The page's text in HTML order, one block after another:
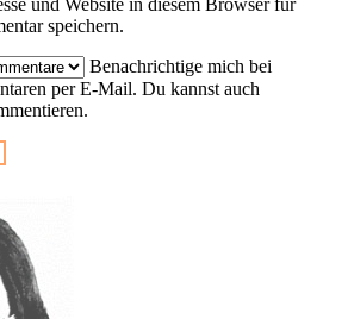
und Website in diesem Browser für
speichern.
Benachrichtige mich bei
per E-Mail. Du kannst auch